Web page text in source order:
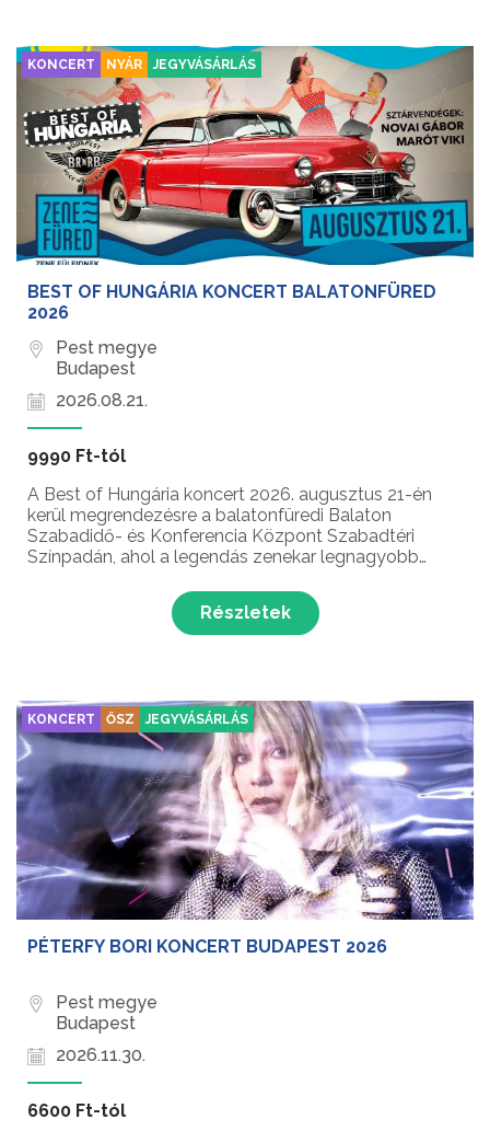
KONCERT NYÁR JEGYVÁSÁRLÁS
BEST OF HUNGÁRIA KONCERT BALATONFÜRED
2026
Pest megye
Budapest
2026.08.21.
9990 Ft-tól
A Best of Hungária koncert 2026. augusztus 21-én
kerül megrendezésre a balatonfüredi Balaton
Szabadidő- és Konferencia Központ Szabadtéri
Színpadán, ahol a legendás zenekar legnagyobb
kelnek újra életre. A 20:30-kor kezdődő fergeteges
Részletek
KONCERT ŐSZ JEGYVÁSÁRLÁS
PÉTERFY BORI KONCERT BUDAPEST 2026
Pest megye
Budapest
2026.11.30.
6600 Ft-tól